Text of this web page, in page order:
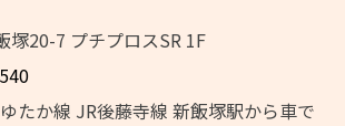
塚20-7 プチプロスSR 1F
たか線 JR後藤寺線 新飯塚駅から車で